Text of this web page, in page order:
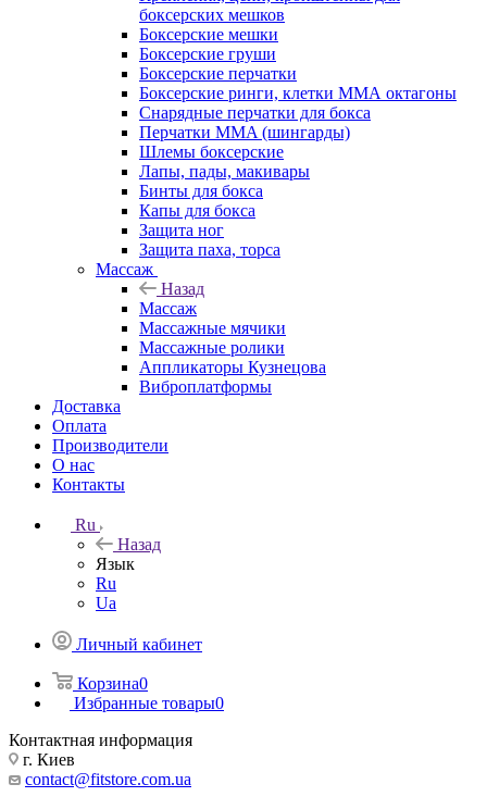
боксерских мешков
Боксерские мешки
Боксерские груши
Боксерские перчатки
Боксерские ринги, клетки ММА октагоны
Снарядные перчатки для бокса
Перчатки MMA (шингарды)
Шлемы боксерские
Лапы, пады, макивары
Бинты для бокса
Капы для бокса
Защита ног
Защита паха, торса
Массаж
Назад
Массаж
Массажные мячики
Массажные ролики
Аппликаторы Кузнецова
Виброплатформы
Доставка
Оплата
Производители
О нас
Контакты
Ru
Назад
Язык
Ru
Ua
Личный кабинет
Корзина0
Избранные товары0
Контактная информация
г. Киев
contact@fitstore.com.ua